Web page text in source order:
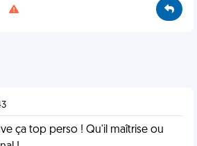
ça top perso ! Qu'il maîtrise ou